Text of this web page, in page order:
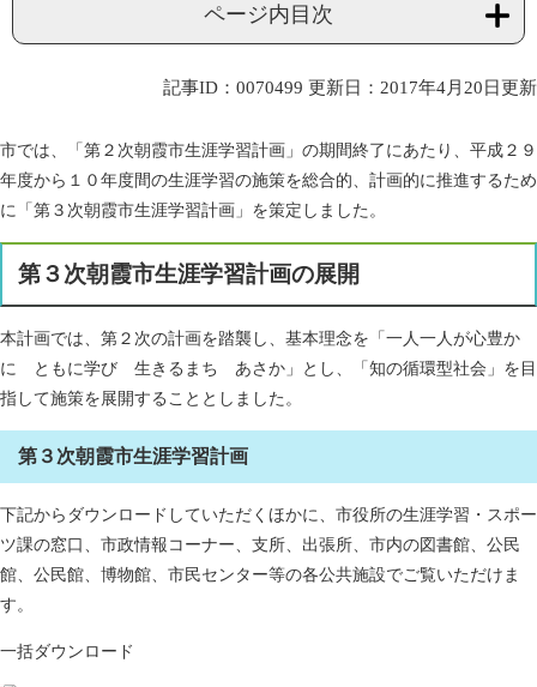
ページ内目次
記事ID：0070499 更新日：2017年4月20日更新
市では、「第２次朝霞市生涯学習計画」の期間終了にあたり、平成２９
年度から１０年度間の生涯学習の施策を総合的、計画的に推進するため
に「第３次朝霞市生涯学習計画」を策定しました。
第３次朝霞市生涯学習計画の展開
本計画では、第２次の計画を踏襲し、基本理念を「一人一人が心豊か
に ともに学び 生きるまち あさか」とし、「知の循環型社会」を目
指して施策を展開することとしました。
第３次朝霞市生涯学習計画
下記からダウンロードしていただくほかに、市役所の生涯学習・スポー
ツ課の窓口、市政情報コーナー、支所、出張所、市内の図書館、公民
館、公民館、博物館、市民センター等の各公共施設でご覧いただけま
す。
一括ダウンロード